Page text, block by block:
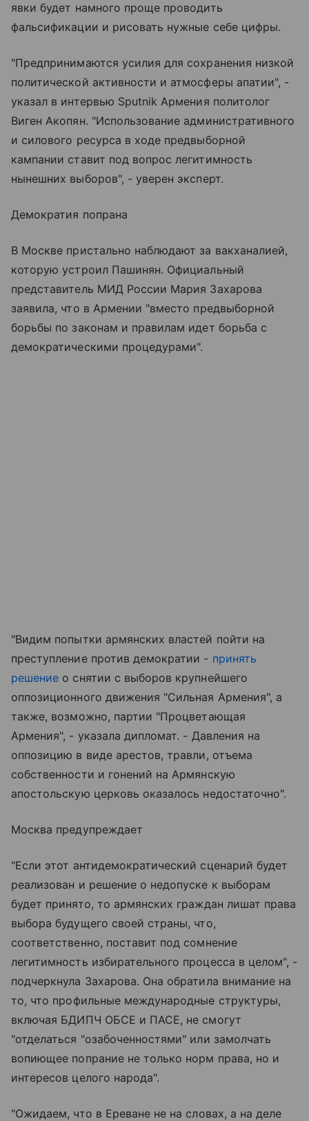
явки будет намного проще проводить
фальсификации и рисовать нужные себе цифры.
"Предпринимаются усилия для сохранения низкой
политической активности и атмосферы апатии", -
указал в интервью Sputnik Армения политолог
Виген Акопян. "Использование административного
и силового ресурса в ходе предвыборной
кампании ставит под вопрос легитимность
нынешних выборов", - уверен эксперт.
Демократия попрана
В Москве пристально наблюдают за вакханалией,
которую устроил Пашинян. Официальный
представитель МИД России Мария Захарова
заявила, что в Армении "вместо предвыборной
борьбы по законам и правилам идет борьба с
демократическими процедурами".
"Видим попытки армянских властей пойти на
преступление против демократии - принять
решение о снятии с выборов крупнейшего
оппозиционного движения "Сильная Армения", а
также, возможно, партии "Процветающая
Армения", - указала дипломат. - Давления на
оппозицию в виде арестов, травли, отъема
собственности и гонений на Армянскую
апостольскую церковь оказалось недостаточно".
Москва предупреждает
"Если этот антидемократический сценарий будет
реализован и решение о недопуске к выборам
будет принято, то армянских граждан лишат права
выбора будущего своей страны, что,
соответственно, поставит под сомнение
легитимность избирательного процесса в целом", -
подчеркнула Захарова. Она обратила внимание на
то, что профильные международные структуры,
включая БДИПЧ ОБСЕ и ПАСЕ, не смогут
"отделаться "озабоченностями" или замолчать
вопиющее попрание не только норм права, но и
интересов целого народа".
"Ожидаем, что в Ереване не на словах, а на деле